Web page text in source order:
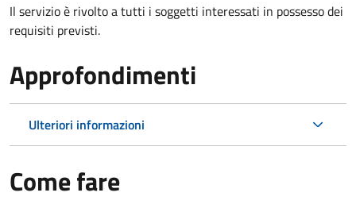
Il servizio è rivolto a tutti i soggetti interessati in possesso dei
requisiti previsti.
Approfondimenti
Ulteriori informazioni
Come fare